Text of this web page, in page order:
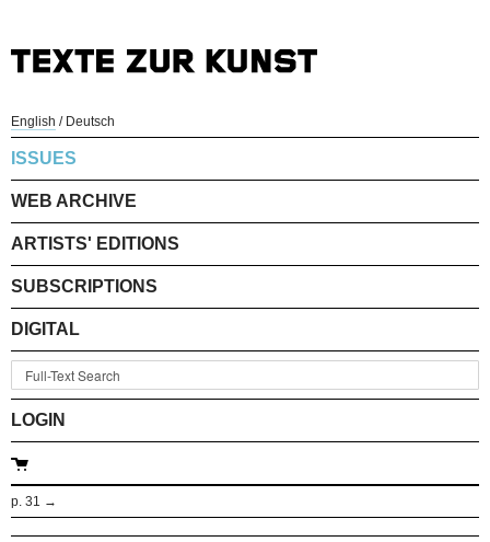
English / Deutsch
ISSUES
WEB ARCHIVE
ARTISTS' EDITIONS
SUBSCRIPTIONS
DIGITAL
LOGIN
p. 31 →